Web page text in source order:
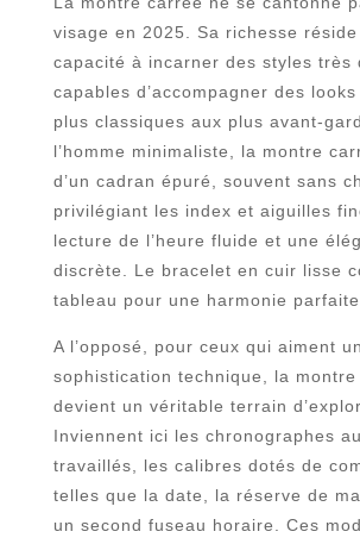
visage en 2025. Sa richesse réside
capacité à incarner des styles très
capables d’accompagner des
plus classiques aux plus avant-
l’homme minimaliste, la montre
d’un cadran épuré, souvent sans
privilégiant les index et aiguilles
lecture de l’heure fluide et une
discrète. Le bracelet en cuir lisse
tableau pour une harmonie parfaite.
A l’opposé, pour ceux qui aiment
sophistication technique, la montre
devient un véritable terrain
Inviennent ici les chronographes
travaillés, les calibres dotés de
telles que la date, la réserve de
un second fuseau horaire. Ces